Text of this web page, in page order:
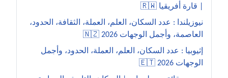
| قارة أفريقيا 🇷🇼
نيوزيلندا : عدد السكان، العلم، العملة، الثقافة، الحدود،
العاصمة، وأجمل الوجهات 2026 🇳🇿
إثيوبيا : عدد السكان، العلم، العملة، الحدود، وأجمل
الوجهات 2026 🇪🇹